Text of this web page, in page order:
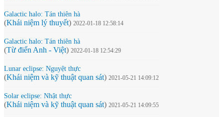
Galactic halo: Tán thiên hà
(Khái niệm lý thuyết) 2022-01-18 12:58:14
Galactic halo: Tán thiên hà
(Từ điển Anh - Việt) 2022-01-18 12:54:29
Lunar eclipse: Nguyệt thực
(Khái niệm và kỹ thuật quan sát) 2021-05-21 14:09:12
Solar eclipse: Nhật thực
(Khái niệm và kỹ thuật quan sát) 2021-05-21 14:09:55